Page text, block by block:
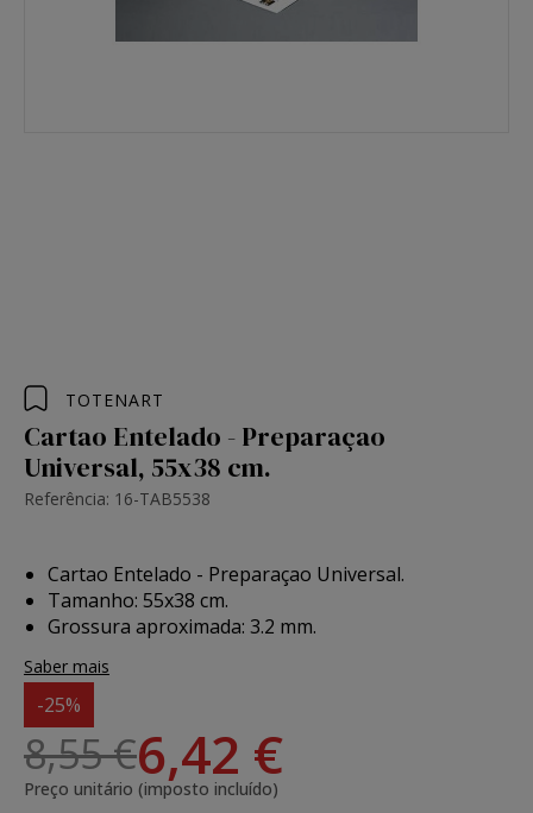
TOTENART
Cartao Entelado - Preparaçao
Universal, 55x38 cm.
Referência: 16-TAB5538
Cartao Entelado - Preparaçao Universal.
Tamanho: 55x38 cm.
Grossura aproximada: 3.2 mm.
Saber mais
-25%
8,55 €6,42 €
Preço unitário (imposto incluído)